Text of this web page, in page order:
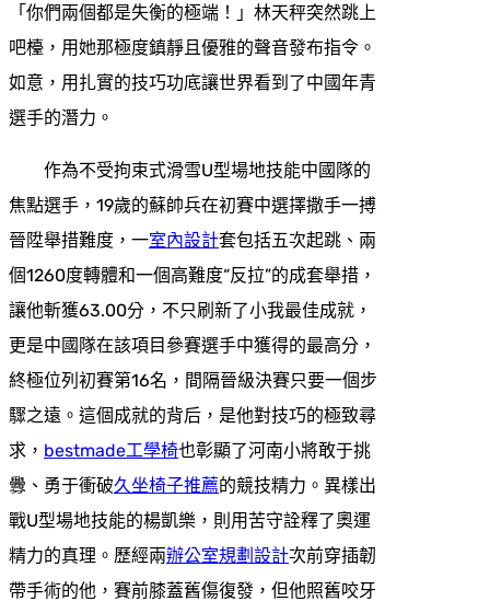
「你們兩個都是失衡的極端！」林天秤突然跳上
吧檯，用她那極度鎮靜且優雅的聲音發布指令。
如意，用扎實的技巧功底讓世界看到了中國年青
選手的潛力。
作為不受拘束式滑雪U型場地技能中國隊的
焦點選手，19歲的蘇帥兵在初賽中選擇撒手一搏
晉陞舉措難度，一室內設計套包括五次起跳、兩
個1260度轉體和一個高難度“反拉”的成套舉措，
讓他斬獲63.00分，不只刷新了小我最佳成就，
更是中國隊在該項目參賽選手中獲得的最高分，
終極位列初賽第16名，間隔晉級決賽只要一個步
驟之遠。這個成就的背后，是他對技巧的極致尋
求， bestmade工學椅也彰顯了河南小將敢于挑
釁、勇于衝破久坐椅子推薦的競技精力。異樣出
戰U型場地技能的楊凱樂，則用苦守詮釋了奧運
精力的真理。歷經兩辦公室規劃設計次前穿插韌
帶手術的他，賽前膝蓋舊傷復發，但他照舊咬牙